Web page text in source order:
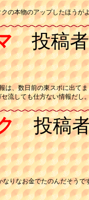
の本物のアップしたほうが
投稿者
は、数日前の東スポに出て
流しても仕方ない情報だし
投稿
りなお金でたのんだそうで